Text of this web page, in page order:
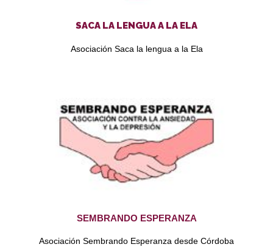
SACA LA LENGUA A LA ELA
Asociación Saca la lengua a la Ela
SEMBRANDO ESPERANZA
Asociación Sembrando Esperanza desde Córdoba